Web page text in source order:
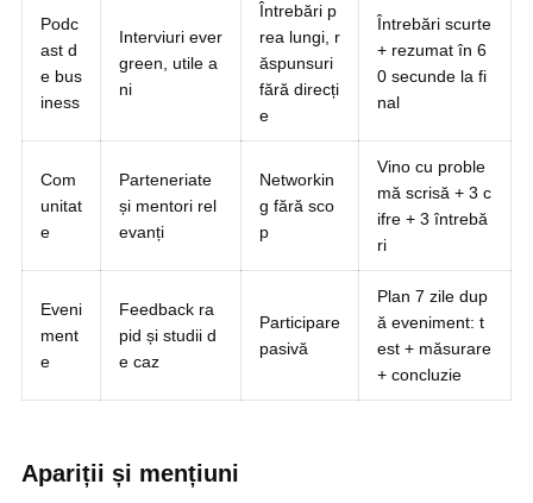
Podc
ast d
e bus
iness
Interviuri ever
green, utile a
ni
Întrebări p
rea lungi, r
ăspunsuri
fără direcți
e
Întrebări scurte
+ rezumat în 6
0 secunde la fi
nal
Com
unitat
e
Parteneriate
și mentori rel
evanți
Networkin
g fără sco
p
Vino cu proble
mă scrisă + 3 c
ifre + 3 întrebă
ri
Eveni
ment
e
Feedback ra
pid și studii d
e caz
Participare
pasivă
Plan 7 zile dup
ă eveniment: t
est + măsurare
+ concluzie
Apariții și mențiuni